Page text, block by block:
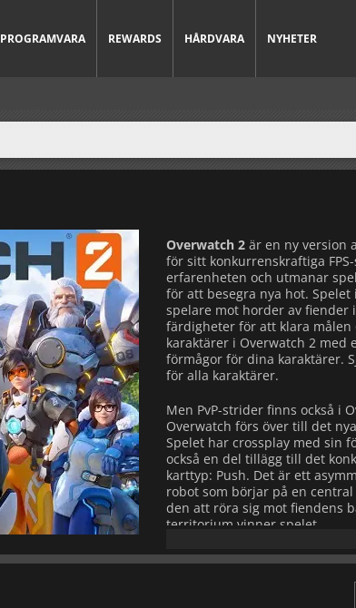
PROGRAMVARA REWARDS HÅRDVARA NYHETER
Overwatch 2 är en ny version
för sitt konkurrenskraftiga
erfarenheten och utmanar
för att besegra nya hot.
spelare mot horder av fiender
färdigheter för att klara målen
karaktärer i Overwatch 2 med
förmågor för dina karaktärer.
för alla karaktärer.
Men PvP-strider finns också i
Overwatch förs över till det
Spelet har crossplay med sin
också en del tillägg till det
karttyp: Push. Det är ett
robot som börjar på en
den att röra sig mot fiendens
territorium vinner spelet.
Overwatch 2 förbättrar den